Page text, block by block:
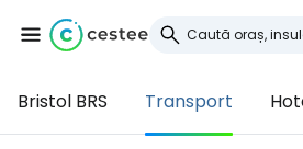
Bristol BRS Transport
Conectați-